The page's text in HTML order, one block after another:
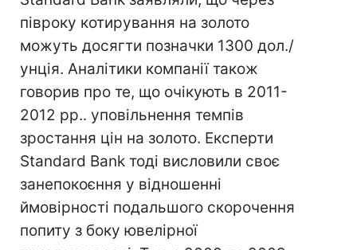
півроку котирування на золото
можуть досягти позначки 1300 дол./
унція. Аналітики компанії також
говорив про те, що очікують в 2011-
2012 рр.. уповільнення темпів
зростання цін на золото. Експерти
Standard Bank тоді висловили своє
занепокоєння у відношенні
ймовірності подальшого скорочення
попиту з боку ювелірної